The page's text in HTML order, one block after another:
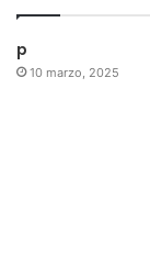
p
10 marzo, 2025